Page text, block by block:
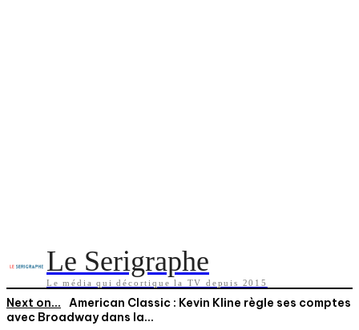
Le Serigraphe
Le média qui décortique la TV depuis 2015
Next on...
American Classic : Kevin Kline règle ses comptes
avec Broadway dans la...